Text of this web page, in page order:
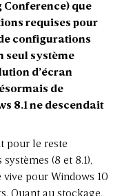
que
requises pour
configurations
seul système
d’écran
de
8.1 ne descendait
pour le reste
(8 et 8.1),
pour Windows 10